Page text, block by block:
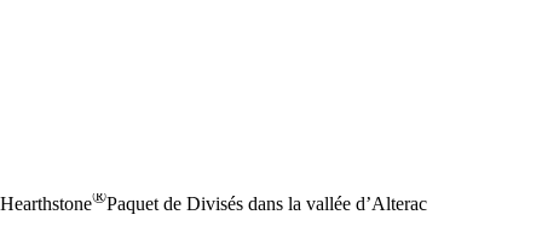
Hearthstone®Paquet de Divisés dans la vallée d’Alterac